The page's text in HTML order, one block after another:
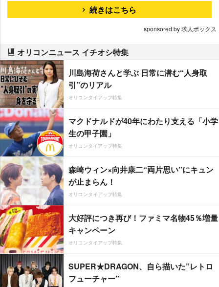
続きはこちら
sponsored by 求人ボックス
オリコンニュース イチオシ特集
川島海荷さんと学ぶ 日常に潜む“人身取
引”のリアル
オリコンタイアップ特集
マクドナルドが40年にわたり支える「小学
生の甲子園」
オリコンタイアップ特集
森崎ウィン×向井康二“両片思い”にキュン
が止まらん！
オリコンタイアップ特集
大好評につき再び！ファミマ名物45％増量
キャンペーン
オリコンタイアップ特集
SUPER★DRAGON、自ら描いた”レトロ
フューチャー”